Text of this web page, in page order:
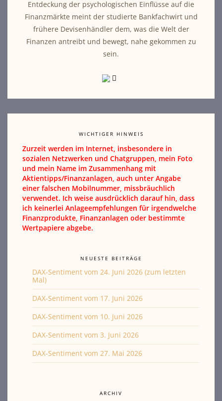
Entdeckung der psychologischen Einflüsse auf die
Finanzmärkte meint der studierte Bankfachwirt und
frühere Devisenhändler dem, was die Welt der
Finanzen antreibt und bewegt, nahe gekommen zu
sein.
WICHTIGER HINWEIS
Zurzeit werden im Internet, insbesondere in
sozialen Netzwerken und Chatgruppen, mein Foto
und mein Name im Zusammenhang mit
Aktientipps/Finanzanlagen, auch unter Angabe
einer falschen Mobilnummer, missbräuchlich
verwendet. Ich weise ausdrücklich darauf hin, dass
ich keinerlei Anlageempfehlungen für irgendwelche
Finanzprodukte, Finanzanlagen oder bestimmte
Wertpapiere abgebe.
NEUESTE BEITRÄGE
DAX-Sentiment vom 24. Juni 2026 (zum letzten
Mal)
DAX-Sentiment vom 17. Juni 2026
DAX-Sentiment vom 10. Juni 2026
DAX-Sentiment vom 3. Juni 2026
DAX-Sentiment vom 27. Mai 2026
ARCHIV